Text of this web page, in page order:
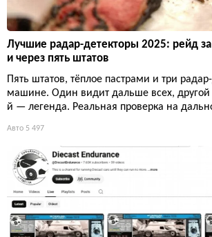
Лучшие радар-детекторы 2025: рейд
и через пять штатов
Пять штатов, тёплое пастрами и три
машине. Один видит дальше всех, другой
й — легенда. Реальная проверка на
Авто 5 497